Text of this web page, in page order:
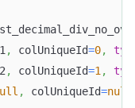
, colUniqueId=0,
, colUniqueId=1 ,
, colUniqueId=null